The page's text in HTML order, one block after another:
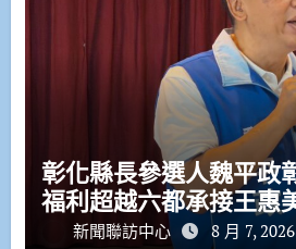
彰化縣長參選人魏平
福利超越六都承接王惠
新聞聯訪中心 8 月 7, 2026